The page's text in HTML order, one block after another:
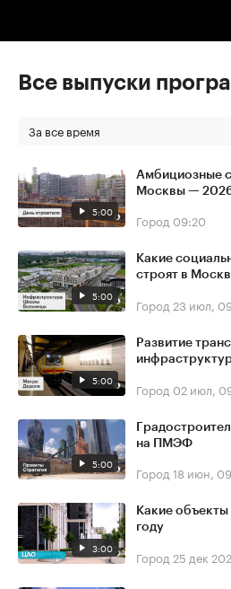
Все выпуски
За все время
5:00
Амбициозные
Москвы —
Город 09:20
5:00
Какие
строят в
Город 23 июл,
5:00
Развитие
Город 02 июл,
5:00
на ПМЭФ
Город 18 июн,
3:00
Какие
году
Город 25 дек